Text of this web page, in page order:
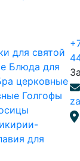
для святой
Блюда для
церковные
Голгофы
для